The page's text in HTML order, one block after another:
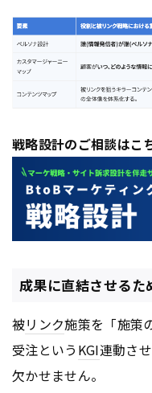
戦略設計のご相談はこ
成果に直結させる
被リンク施策を「施策
受注という KGI連動さ
欠かせません。